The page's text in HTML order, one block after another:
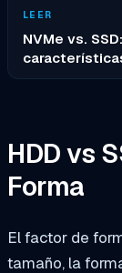
LEER
NVMe vs.
HDD vs
Forma
El factor de
tamaño, la